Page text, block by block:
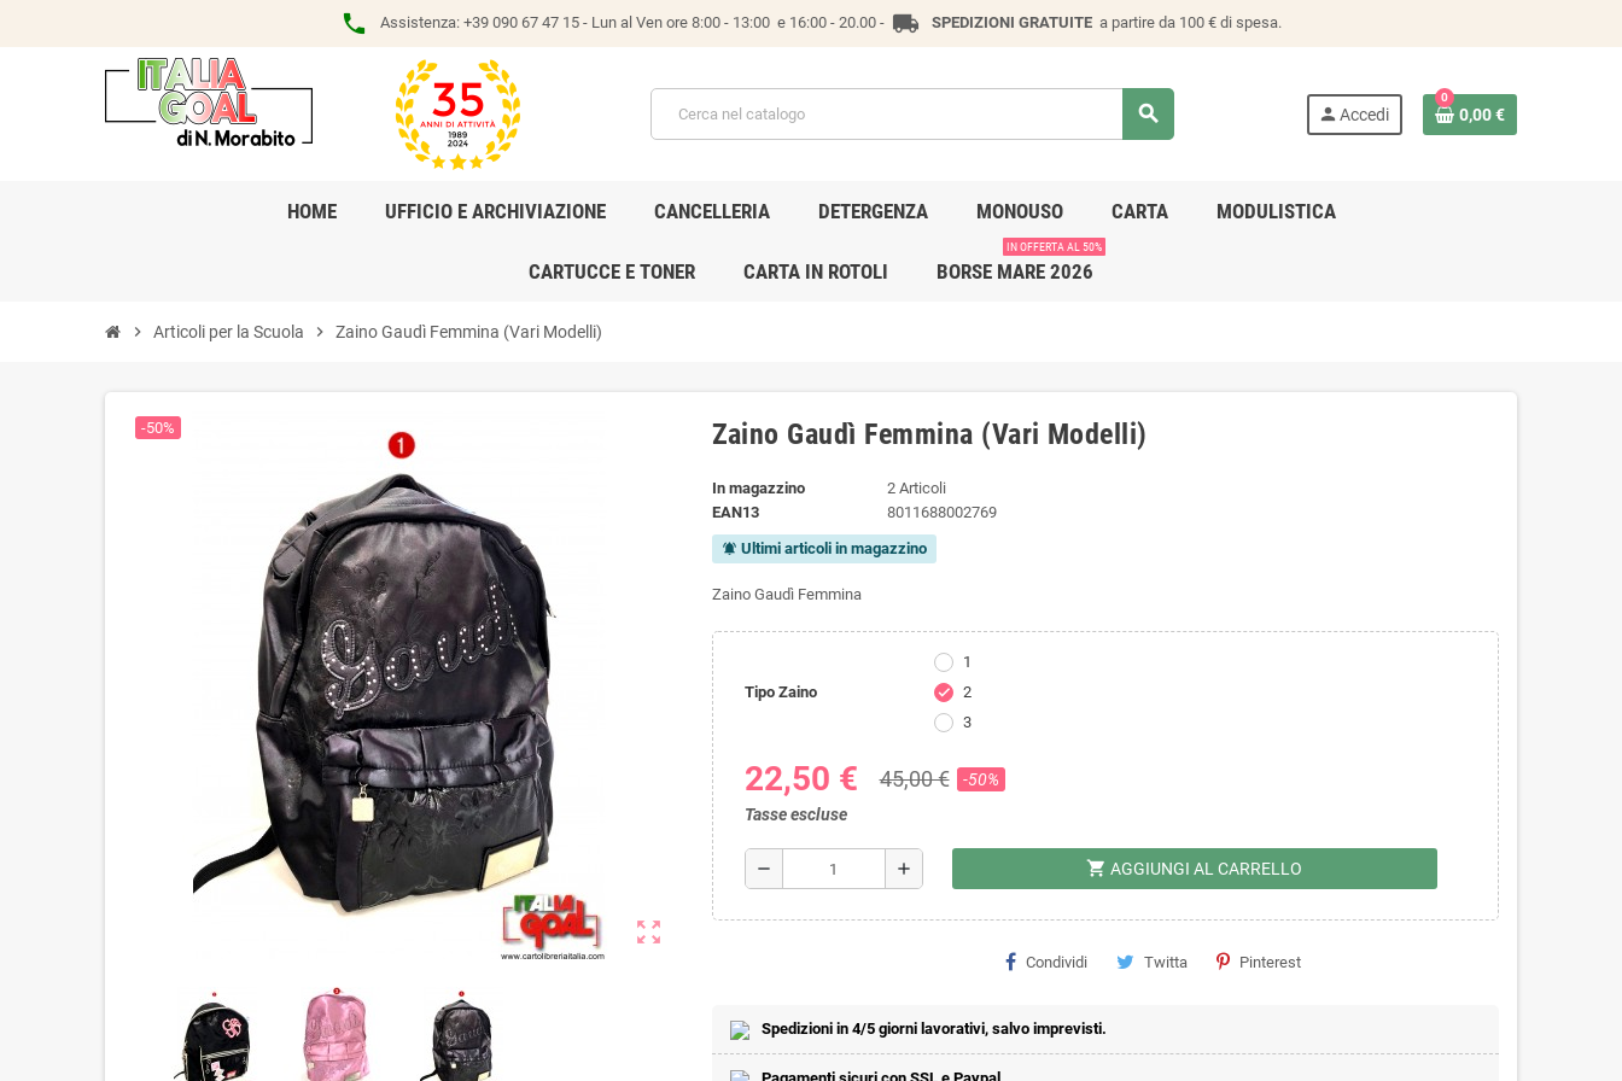
phone Assistenza: +39 090 67 47 15 - Lun al Ven ore 8:00 - 13:00 e 16:00 - 20.00 - local_shipping SPEDIZIONI GRATUITE a partire da 100 € di spesa.
search person Accedi
0
0,00 €
HOME UFFICIO E ARCHIVIAZIONE CANCELLERIA DETERGENZA MONOUSO CARTA MODULISTICA
CARTUCCE E TONER CARTA IN ROTOLI BORSE MARE 2026
IN OFFERTA AL 50%
chevron_right Articoli per la Scuola chevron_right Zaino Gaudì Femmina (Vari Modelli)
zoom_out_map
-50% Zaino Gaudì Femmina (Vari Modelli)
In magazzino
2 Articoli
EAN13
8011688002769
notifications_active Ultimi articoli in magazzino
Zaino Gaudì Femmina
Tipo Zaino
1
check
2
3
22,50 € 45,00 €
-50%
Tasse escluse
remove add shopping_cart AGGIUNGI AL CARRELLO
Condividi Twitta Pinterest
Spedizioni in 4/5 giorni lavorativi, salvo imprevisti.